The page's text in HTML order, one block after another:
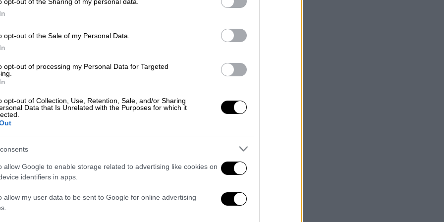
opt-out of the Sale of my Personal Data.
opt-out of processing my Personal Data for Targeted
opt-out of Collection, Use, Retention, Sale, and/or Sharing
Data that Is Unrelated with the Purposes for which it
allow Google to enable storage related to advertising like cookies on
identifiers in apps.
allow my user data to be sent to Google for online advertising
Τι σημαίνει για την ΑΟΖ η ιστορική
Τι περιλαμβάνει η συμφωνία που
σύμφωνα με διπλωματικές πηγές
Υπεγράφη η συμφωνία